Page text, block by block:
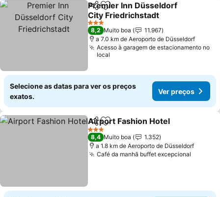
PartilharAdicionar aos favoritos
Premier Inn Düsseldorf
City Friedrichstadt
Ver preços
3 Estrelas
8,2 Muito boa
11.967
a 7.0 km de Aeroporto de Düsseldorf
Acesso à garagem de estacionamento no
local
Selecione as datas para ver os preços
exatos.
Ver preços
PartilharAdicionar aos favoritos
Airport Fashion Hotel
3 Estrelas
8,4 Muito boa
1.352
a 1.8 km de Aeroporto de Düsseldorf
Café da manhã buffet excepcional